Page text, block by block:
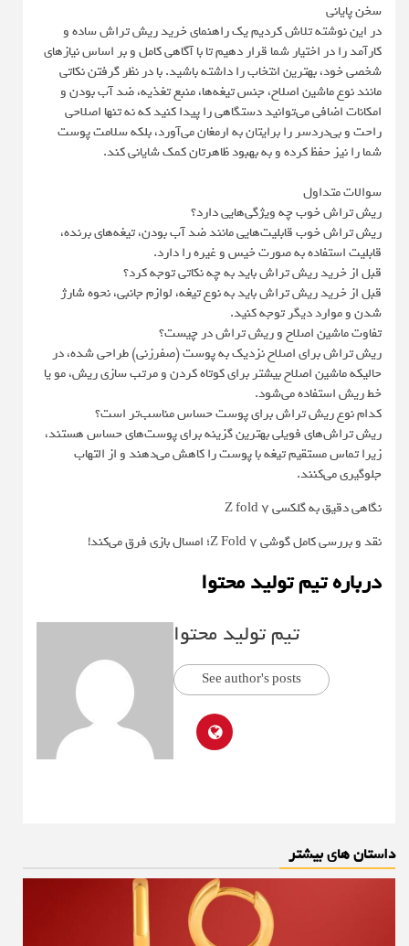
سخن پایانی
در این نوشته تلاش کردیم یک راهنمای خرید ریش تراش ساده و
کارآمد را در اختیار شما قرار دهیم تا با آگاهی کامل و بر اساس نیازهای
شخصی خود، بهترین انتخاب را داشته باشید. با در نظر گرفتن نکاتی
مانند نوع ماشین اصلاح، جنس تیغه‌ها، منبع تغذیه، ضد آب بودن و
امکانات اضافی می‌توانید دستگاهی را پیدا کنید که نه تنها اصلاحی
راحت و بی‌دردسر را برایتان به ارمغان می‌آورد، بلکه سلامت پوست
شما را نیز حفظ کرده و به بهبود ظاهرتان کمک شایانی کند.
سوالات متداول
ریش تراش خوب چه ویژگی‌هایی دارد؟
ریش تراش خوب قابلیت‌هایی مانند ضد آب بودن، تیغه‌های برنده،
قابلیت استفاده به صورت خیس و غیره را دارد.
قبل از خرید ریش تراش باید به چه نکاتی توجه کرد؟
قبل از خرید ریش تراش باید به نوع تیغه، لوازم جانبی، نحوه شارژ
شدن و موارد دیگر توجه کنید.
تفاوت ماشین اصلاح و ریش تراش در چیست؟
ریش تراش برای اصلاح نزدیک به پوست (صفرزنی) طراحی شده، در
حالیکه ماشین اصلاح بیشتر برای کوتاه کردن و مرتب سازی ریش، مو یا
خط ریش استفاده می‌شود.
کدام نوع ریش تراش برای پوست حساس مناسب‌تر است؟
ریش تراش‌های فویلی بهترین گزینه برای پوست‌های حساس هستند،
زیرا تماس مستقیم تیغه با پوست را کاهش می‌دهند و از التهاب
جلوگیری می‌کنند.
نگاهی دقیق به گلکسی Z fold 7
نقد و بررسی کامل گوشی Z Fold 7؛ امسال بازی فرق می‌کند!
درباره تیم تولید محتوا
تیم تولید محتوا
See author's posts
داستان های بیشتر